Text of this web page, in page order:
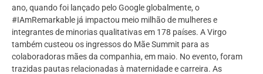
ano, quando foi lançado pelo Google globalmente, o
#IAmRemarkable já impactou meio milhão de mulheres e
integrantes de minorias qualitativas em 178 países. A Virgo
também custeou os ingressos do Mãe Summit para as
colaboradoras mães da companhia, em maio. No evento, foram
trazidas pautas relacionadas à maternidade e carreira. As